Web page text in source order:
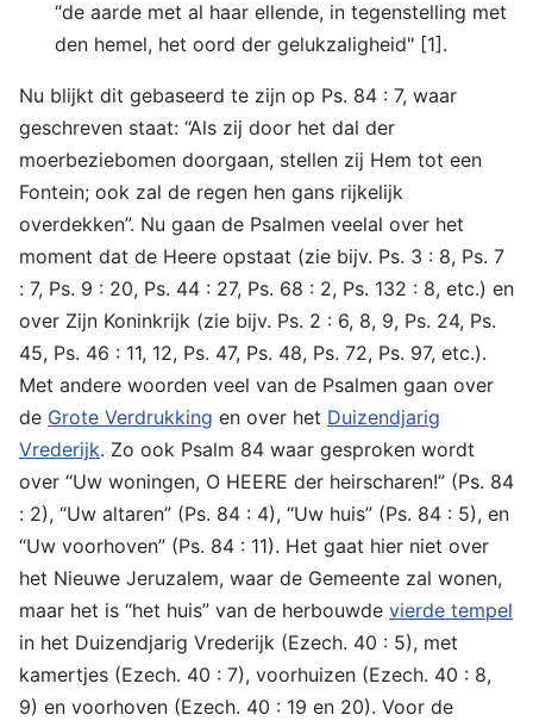
“de aarde met al haar ellende, in tegenstelling met
den hemel, het oord der gelukzaligheid" [1].
Nu blijkt dit gebaseerd te zijn op Ps. 84 : 7, waar
geschreven staat: “Als zij door het dal der
moerbeziebomen doorgaan, stellen zij Hem tot een
Fontein; ook zal de regen hen gans rijkelijk
overdekken”. Nu gaan de Psalmen veelal over het
moment dat de Heere opstaat (zie bijv. Ps. 3 : 8, Ps. 7
: 7, Ps. 9 : 20, Ps. 44 : 27, Ps. 68 : 2, Ps. 132 : 8, etc.) en
over Zijn Koninkrijk (zie bijv. Ps. 2 : 6, 8, 9, Ps. 24, Ps.
45, Ps. 46 : 11, 12, Ps. 47, Ps. 48, Ps. 72, Ps. 97, etc.).
Met andere woorden veel van de Psalmen gaan over
de Grote Verdrukking en over het Duizendjarig
Vrederijk. Zo ook Psalm 84 waar gesproken wordt
over “Uw woningen, O HEERE der heirscharen!” (Ps. 84
: 2), “Uw altaren” (Ps. 84 : 4), “Uw huis” (Ps. 84 : 5), en
“Uw voorhoven” (Ps. 84 : 11). Het gaat hier niet over
het Nieuwe Jeruzalem, waar de Gemeente zal wonen,
maar het is “het huis” van de herbouwde vierde tempel
in het Duizendjarig Vrederijk (Ezech. 40 : 5), met
kamertjes (Ezech. 40 : 7), voorhuizen (Ezech. 40 : 8,
9) en voorhoven (Ezech. 40 : 19 en 20). Voor de